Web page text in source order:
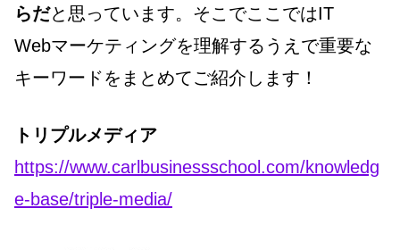
らだと思っています。そこでここではIT
Webマーケティングを理解するうえで重要な
キーワードをまとめてご紹介します！
トリプルメディア
https://www.carlbusinessschool.com/knowledg
e-base/triple-media/